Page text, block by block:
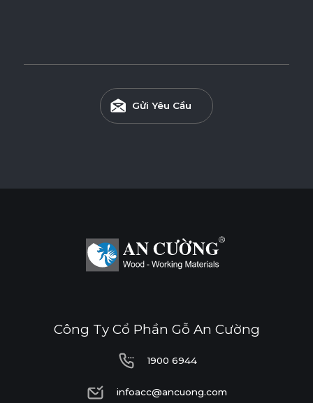
Gửi Yêu Cầu
Công Ty Cổ Phần Gỗ An Cường
1900 6944
1900 6944
infoacc@ancuong.com